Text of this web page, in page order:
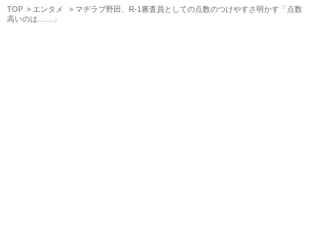
TOP エンタメ
マヂラブ野田、R-1審査員としての点数のつけやすさ明かす「点数
高いのは……」